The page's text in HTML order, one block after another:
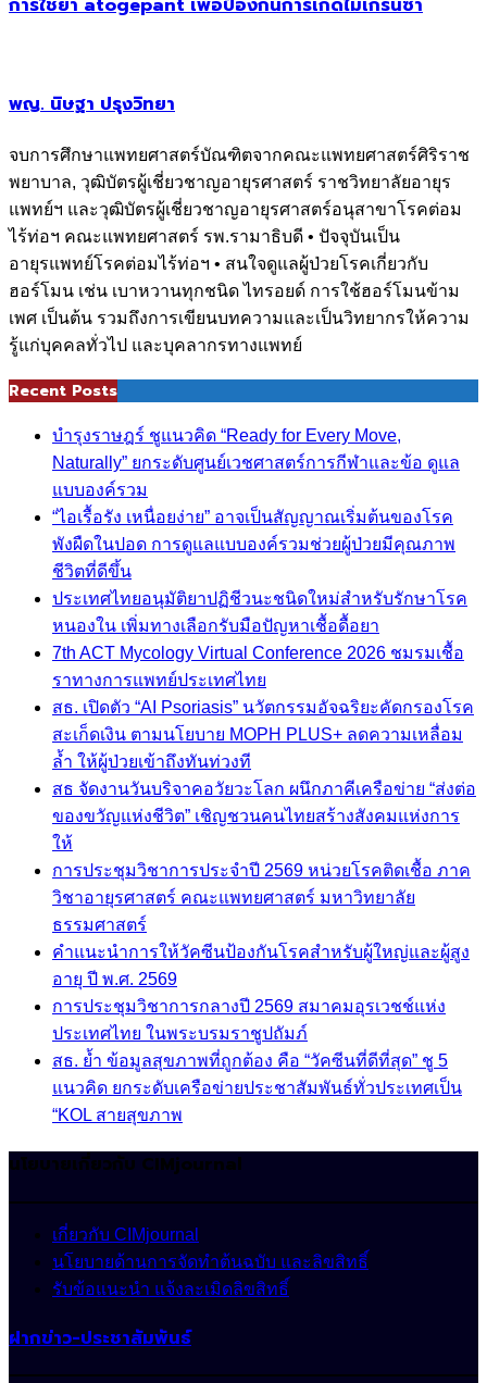
การใช้ยา atogepant เพื่อป้องกันการเกิดไมเกรนซ้ำ
พญ. นิษฐา ปรุงวิทยา
จบการศึกษาแพทยศาสตร์บัณฑิตจากคณะแพทยศาสตร์ศิริราช
พยาบาล, วุฒิบัตรผู้เชี่ยวชาญอายุรศาสตร์ ราชวิทยาลัยอายุร
แพทย์ฯ และวุฒิบัตรผู้เชี่ยวชาญอายุรศาสตร์อนุสาขาโรคต่อม
ไร้ท่อฯ คณะแพทยศาสตร์ รพ.รามาธิบดี • ปัจจุบันเป็น
อายุรแพทย์โรคต่อมไร้ท่อฯ • สนใจดูแลผู้ป่วยโรคเกี่ยวกับ
ฮอร์โมน เช่น เบาหวานทุกชนิด ไทรอยด์ การใช้ฮอร์โมนข้าม
เพศ เป็นต้น รวมถึงการเขียนบทความและเป็นวิทยากรให้ความ
รู้แก่บุคคลทั่วไป และบุคลากรทางแพทย์
Recent Posts
บำรุงราษฎร์ ชูแนวคิด “Ready for Every Move,
Naturally” ยกระดับศูนย์เวชศาสตร์การกีฬาและข้อ ดูแล
แบบองค์รวม
“ไอเรื้อรัง เหนื่อยง่าย” อาจเป็นสัญญาณเริ่มต้นของโรค
พังผืดในปอด การดูแลแบบองค์รวมช่วยผู้ป่วยมีคุณภาพ
ชีวิตที่ดีขึ้น
ประเทศไทยอนุมัติยาปฏิชีวนะชนิดใหม่สำหรับรักษาโรค
หนองใน เพิ่มทางเลือกรับมือปัญหาเชื้อดื้อยา
7th ACT Mycology Virtual Conference 2026 ชมรมเชื้อ
ราทางการแพทย์ประเทศไทย
สธ. เปิดตัว “AI Psoriasis” นวัตกรรมอัจฉริยะคัดกรองโรค
สะเก็ดเงิน ตามนโยบาย MOPH PLUS+ ลดความเหลื่อม
ล้ำ ให้ผู้ป่วยเข้าถึงทันท่วงที
สธ จัดงานวันบริจาคอวัยวะโลก ผนึกภาคีเครือข่าย “ส่งต่อ
ของขวัญแห่งชีวิต” เชิญชวนคนไทยสร้างสังคมแห่งการ
ให้
การประชุมวิชาการประจำปี 2569 หน่วยโรคติดเชื้อ ภาค
วิชาอายุรศาสตร์ คณะแพทยศาสตร์ มหาวิทยาลัย
ธรรมศาสตร์
คำแนะนำการให้วัคซีนป้องกันโรคสำหรับผู้ใหญ่และผู้สูง
อายุ ปี พ.ศ. 2569
การประชุมวิชาการกลางปี 2569 สมาคมอุรเวชช์แห่ง
ประเทศไทย ในพระบรมราชูปถัมภ์
สธ. ย้ำ ข้อมูลสุขภาพที่ถูกต้อง คือ “วัคซีนที่ดีที่สุด” ชู 5
แนวคิด ยกระดับเครือข่ายประชาสัมพันธ์ทั่วประเทศเป็น
“KOL สายสุขภาพ
นโยบายเกี่ยวกับ CIMjournal
เกี่ยวกับ CIMjournal
นโยบายด้านการจัดทำต้นฉบับ และลิขสิทธิ์
รับข้อแนะนำ แจ้งละเมิดลิขสิทธิ์
ฝากข่าว-ประชาสัมพันธ์